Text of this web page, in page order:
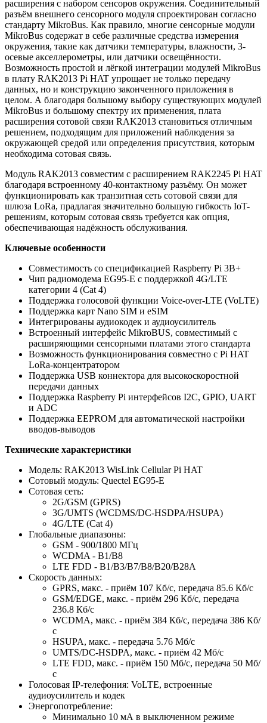
расширения с набором сенсоров окружения. Соединительный
разъём внешнего сенсорного модуля спроектирован согласно
стандарту MikroBus. Как правило, многие сенсорные модули
MikroBus содержат в себе различные средства измерения
окружения, такие как датчики температуры, влажности, 3-
осевые акселлерометры, или датчики освещённости.
Возможность простой и лёгкой интеграции модулей MikroBus
в плату RAK2013 Pi HAT упрощает не только передачу
данных, но и конструкцию законченного приложения в
целом. А благодаря большому выбору существующих модулей
MikroBus и большому спектру их применения, плата
расширения сотовой связи RAK2013 становиться отличным
решением, подходящим для приложений наблюдения за
окружающей средой или определения присутствия, которым
необходима сотовая связь.
Модуль RAK2013 совместим с расширением RAK2245 Pi HAT
благодаря встроенному 40-контактному разъёму. Он может
функционировать как транзитная сеть сотовой связи для
шлюза LoRa, прадлагая значительно большую гибкость IoT-
решениям, которым сотовая связь требуется как опция,
обеспечивающая надёжность обслуживания.
Ключевые особенности
Совместимость со спецификацией Raspberry Pi 3B+
Чип радиомодема EG95-E с поддержкой 4G/LTE
категории 4 (Cat 4)
Поддержка голосовой функции Voice-over-LTE (VoLTE)
Поддержка карт Nano SIM и eSIM
Интегрированы аудиокодек и аудиоусилитель
Встроенный интерфейс MikroBUS, совместимый с
расширяющими сенсорными платами этого стандарта
Возможность функционирования совместно с Pi HAT
LoRa-концентратором
Поддержка USB коннектора для высокоскоростной
передачи данных
Поддержка Raspberry Pi интерфейсов I2C, GPIO, UART
и ADC
Поддержка EEPROM для автоматической настройки
вводов-выводов
Технические характеристики
Модель: RAK2013 WisLink Cellular Pi HAT
Сотовый модуль: Quectel EG95-E
Сотовая сеть:
2G/GSM (GPRS)
3G/UMTS (WCDMS/DC-HSDPA/HSUPA)
4G/LTE (Cat 4)
Глобальные диапазоны:
GSM - 900/1800 МГц
WCDMA - B1/B8
LTE FDD - B1/B3/B7/B8/B20/B28A
Скорость данных:
GPRS, макс. - приём 107 Кб/с, передача 85.6 Кб/с
GSM/EDGE, макс. - приём 296 Кб/с, передача
236.8 Кб/с
WCDMA, макс. - приём 384 Кб/с, передача 386 Кб/
с
HSUPA, макс. - передача 5.76 Мб/с
UMTS/DC-HSDPA, макс. - приём 42 Мб/с
LTE FDD, макс. - приём 150 Мб/с, передача 50 Мб/
с
Голосовая IP-телефония: VoLTE, встроенные
аудиоусилитель и кодек
Энергопотребление:
Минимально 10 мА в выключенном режиме